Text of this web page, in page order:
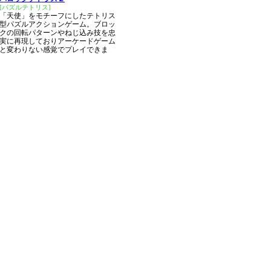
[パズルテトリス]
「天使」をモチーフにしたテトリス
型パズルアクションゲーム。ブロッ
クの回転パターンやねじ込み技を忠
実に再現しておりアーケードゲーム
と変わりない感覚でプレイできま